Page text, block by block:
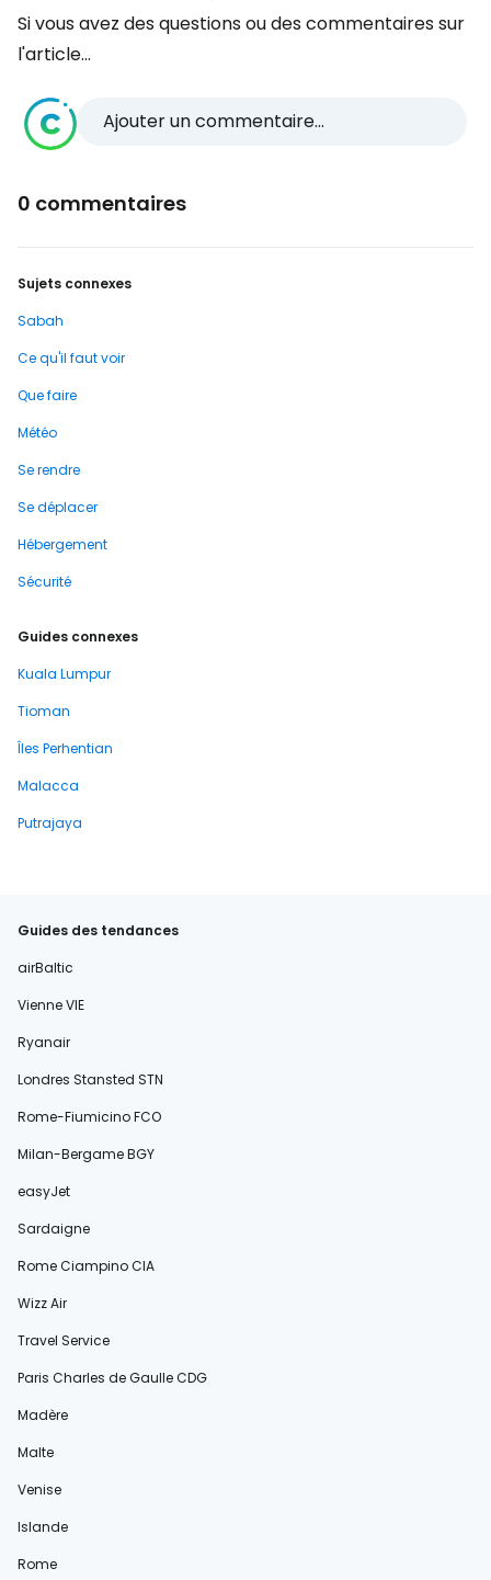
Si vous avez des questions ou des commentaires sur
l'article...
Ajouter un commentaire...
0 commentaires
Sujets connexes
Sabah
Ce qu'il faut voir
Que faire
Météo
Se rendre
Se déplacer
Hébergement
Sécurité
Guides connexes
Kuala Lumpur
Tioman
Îles Perhentian
Malacca
Putrajaya
Guides des tendances
airBaltic
Vienne VIE
Ryanair
Londres Stansted STN
Rome-Fiumicino FCO
Milan-Bergame BGY
easyJet
Sardaigne
Rome Ciampino CIA
Wizz Air
Travel Service
Paris Charles de Gaulle CDG
Madère
Malte
Venise
Islande
Rome